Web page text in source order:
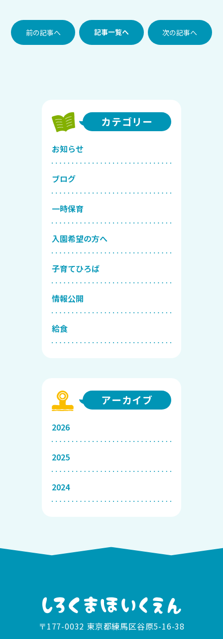
前の記事へ 記事一覧へ 次の記事へ
カテゴリー
お知らせ
ブログ
一時保育
入園希望の方へ
子育てひろば
情報公開
給食
アーカイブ
2026
2025
2024
〒177-0032 東京都練馬区谷原5-16-38